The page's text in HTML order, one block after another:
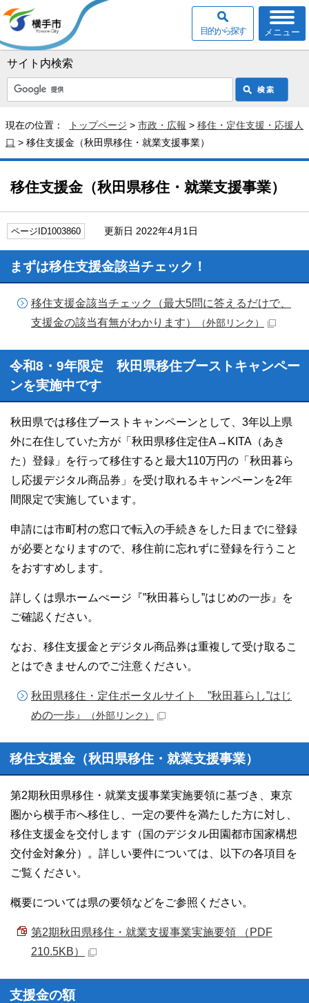
サイト内検索
メニュー
目的から探す
現在の位置： トップページ > 市政・広報 > 移住・定住支援・応援人
口 > 移住支援金（秋田県移住・就業支援事業）
移住支援金（秋田県移住・就業支援事業）
ページID1003860 更新日 2022年4月1日
まずは移住支援金該当チェック！
移住支援金該当チェック（最大5問に答えるだけで、
支援金の該当有無がわかります）
（外部リンク）
令和8・9年限定 秋田県移住ブーストキャンペー
ンを実施中です
秋田県では移住ブーストキャンペーンとして、3年以上県
外に在住していた方が「秋田県移住定住A→KITA（あき
た）登録」を行って移住すると最大110万円の「秋田暮ら
し応援デジタル商品券」を受け取れるキャンペーンを2年
間限定で実施しています。
申請には市町村の窓口で転入の手続きをした日までに登録
が必要となりますので、移住前に忘れずに登録を行うこと
をおすすめします。
詳しくは県ホームぺージ『”秋田暮らし”はじめの一歩』を
ご確認ください。
なお、移住支援金とデジタル商品券は重複して受け取るこ
とはできませんのでご注意ください。
秋田県移住・定住ポータルサイト ”秋田暮らし”はじ
めの一歩』
（外部リンク）
移住支援金（秋田県移住・就業支援事業）
第2期秋田県移住・就業支援事業実施要領に基づき、東京
圏から横手市へ移住し、一定の要件を満たした方に対し、
移住支援金を交付します（国のデジタル田園都市国家構想
交付金対象分）。詳しい要件については、以下の各項目を
ご覧ください。
概要については県の要領などをご参照ください。
第2期秋田県移住・就業支援事業実施要領 （PDF
210.5KB）
支援金の額